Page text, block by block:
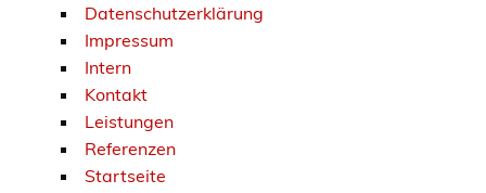
Datenschutzerklärung
Impressum
Intern
Kontakt
Leistungen
Referenzen
Startseite